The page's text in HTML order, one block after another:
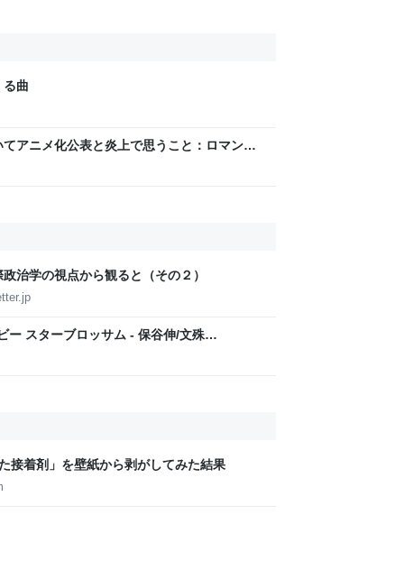
る曲
てアニメ化公表と炎上で思うこと：ロマン優
治学の視点から観ると（その２）
ー スターブロッサム - 保谷伸/文殊
ンプ
接着剤」を壁紙から剥がしてみた結果